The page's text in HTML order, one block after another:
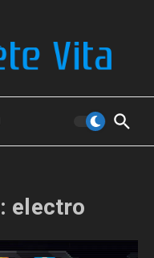
electro